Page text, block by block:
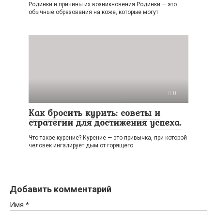
Родинки и причины их возникновения Родинки — это
обычные образования на коже, которые могут
0
Как бросить курить: советы и
стратегии для достижения успеха.
Что такое курение? Курение — это привычка, при которой
человек ингалирует дым от горящего
Добавить комментарий
Имя *